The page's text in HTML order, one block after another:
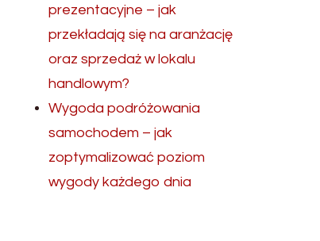
prezentacyjne – jak
przekładają się na aranżację
oraz sprzedaż w lokalu
handlowym?
Wygoda podróżowania
samochodem – jak
zoptymalizować poziom
wygody każdego dnia